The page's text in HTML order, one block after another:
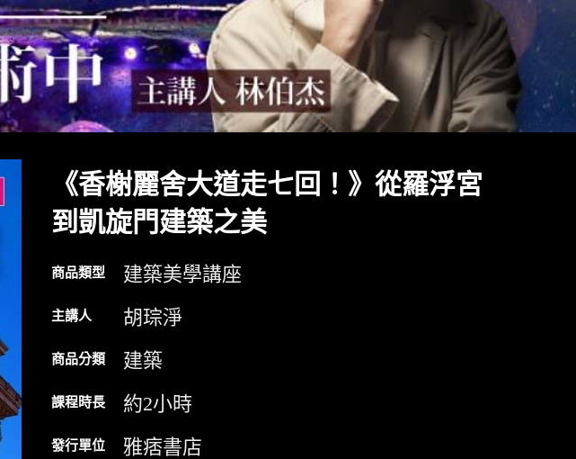
《香榭麗舍大道走七回！》從羅浮宮
到凱旋門建築之美
商品類型 建築美學講座
主講人 胡琮淨
商品分類 建築
課程時長 約2小時
發行單位 雅痞書店